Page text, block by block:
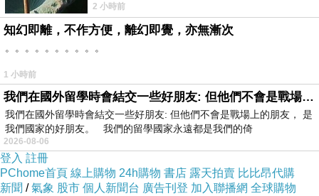
望 風中飄逸的是映日荷花別樣紅
2 小時前
知幻即離，不作方便，離幻即覺，亦無漸次
。。。。。。。。。。
1 小時前
我們在國外留學時會結交一些好朋友: 但他們不會是戰場上的朋友
我們在國外留學時會結交一些好朋友: 但他們不會是戰場上的朋友， 是
我們國家的好朋友。 我們的留學國家永遠都是我們的倚
2026-08-06
登入 註冊
PChome首頁 線上購物 24h購物 書店 露天拍賣 比比昂代購
新聞 /氣象 股市 個人新聞台 廣告刊登 加入聯播網 全球購物